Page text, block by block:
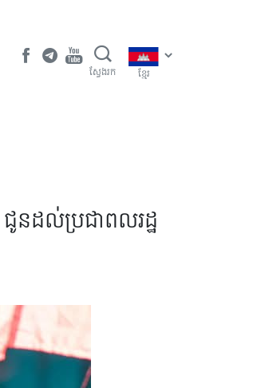
ស្វែងរក ខ្មែរ
នដល់ប្រជាពលរដ្ឋ